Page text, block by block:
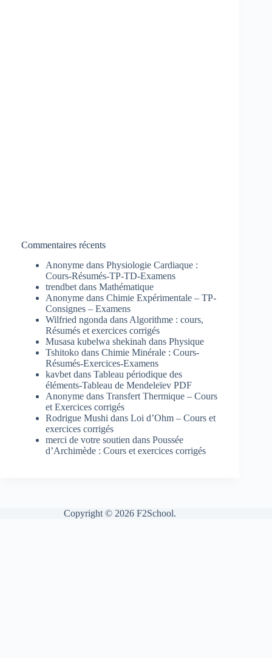
Commentaires récents
Anonyme dans Physiologie Cardiaque :
Cours-Résumés-TP-TD-Examens
trendbet dans Mathématique
Anonyme dans Chimie Expérimentale – TP-
Consignes – Examens
Wilfried ngonda dans Algorithme : cours,
Résumés et exercices corrigés
Musasa kubelwa shekinah dans Physique
Tshitoko dans Chimie Minérale : Cours-
Résumés-Exercices-Examens
kavbet dans Tableau périodique des
éléments-Tableau de Mendeleïev PDF
Anonyme dans Transfert Thermique – Cours
et Exercices corrigés
Rodrigue Mushi dans Loi d’Ohm – Cours et
exercices corrigés
merci de votre soutien dans Poussée
d’Archimède : Cours et exercices corrigés
Copyright © 2026 F2School.